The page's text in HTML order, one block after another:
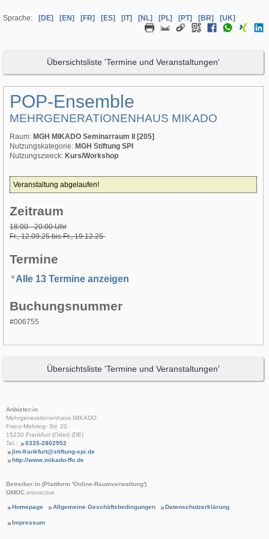
Sprache: [DE] [EN] [FR] [ES] [IT] [NL] [PL] [PT] [BR] [UK]
Übersichtsliste 'Termine und Veranstaltungen'
POP-Ensemble
MEHRGENERATIONENHAUS MIKADO
Raum: MGH MIKADO Seminarraum II [205]
Nutzungskategorie: MGH Stiftung SPI
Nutzungszweck: Kurs/Workshop
Veranstaltung abgelaufen!
Zeitraum
18:00 - 20:00 Uhr
Fr., 12.09.25 bis Fr., 19.12.25
Termine
Alle 13 Termine anzeigen
Buchungsnummer
#006755
Übersichtsliste 'Termine und Veranstaltungen'
Anbieter:in
Mehrgenerationenhaus MIKADO
Franz-Mehring- Str. 20
15230 Frankfurt (Oder) (DE)
Tel.:
0335-2802952
jim-frankfurt@stiftung-spi.de
http://www.mikado-ffo.de
Betreiber:in (Plattform 'Online-Raumverwaltung')
OMOC.interactive
Homepage Allgemeine Geschäftsbedingungen Datenschutzerklärung
Impressum